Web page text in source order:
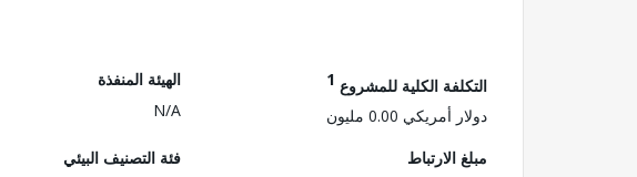
التكلفة الكلية للمشروع 1
دولار أمريكي 0.00 مليون
الهيئة المنفذة
N/A
مبلغ الارتباط
فئة التصنيف البيئي